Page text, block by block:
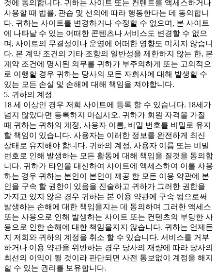
것에 동의합니다. 귀하는 사이트 또는 컨텐트를 액세스하거나
사용할 때 법률, 관습 및 선의에 따라 행동한다는 데 동의합니
다. 귀하는 사이트를 변경하거나 수정할 수 없으며, 본 사이트
에 나타날 수 있는 어떠한 콘텐츠나 서비스도 변경할 수 없으
며, 사이트의 무결성이나 운영에 어떠한 영향도 미치지 않습니
다. 본 계약 조건의 기타 조항의 일반성을 제한하지 않는 한, 본
계약 조건에 명시된 의무를 귀하가 부주의하게 또는 고의적으
로 이행할 경우 귀하는 당사의 모든 자회사에 대해 발생할 수
있는 모든 손실 및 손해에 대해 책임을 져야합니다.
5. 귀하의 계정
18 세 이상인 경우 저희 사이트에 등록 할 수 있습니다. 18세가
넘지 않았다면 등록하지 마십시오. 귀하가 회원 자격을 가질
때 귀하는 귀하의 계정, 사용자 이름, 비밀 번호를 비밀로 유지
할 책임이 있습니다. 사용자는 이러한 정보를 완전하게 최신
상태로 유지해야 합니다. 귀하의 계정, 사용자 이름 또는 비밀
번호로 인해 발생하는 모든 활동에 대해 책임을 질것을 동의합
니다. 귀하가 타인을 대신하여 사이트에 액세스하여 이를 사용
하는 경우 귀하는 본인이 본인이 제공 한 모든 이용 약관에 본
인을 구속 할 권한이 있음을 진술하고 귀하가 그러한 권한을
가지고 있지 않은 경우 귀하는 본 이용 약관에 구속 됨으로써
발생하는 손해에 대한 책임을지는 데 동의하며 그러한 액세스
또는 사용으로 인해 발생하는 사이트 또는 컨텐츠의 부당한 사
용으로 인한 손해에 대한 책임을지지 않습니다. 귀하는 언제든
지 저희와 귀하의 계정을 취소 할 수 있습니다. 서비스를 거부
하거나 이용 약관을 위반하는 경우 당사의 재량에 따라 당사의
최선의 이익이 될 것이라 판단되면 사전 통보없이 계정을 해지
할 수 있는 권리를 보유합니다.